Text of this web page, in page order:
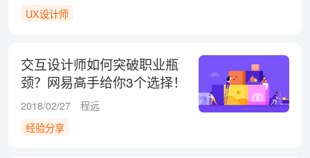
UX设计师
交互设计师如何突破职业瓶
颈？网易高手给你3个选择！
2018/02/27
程远
经验分享